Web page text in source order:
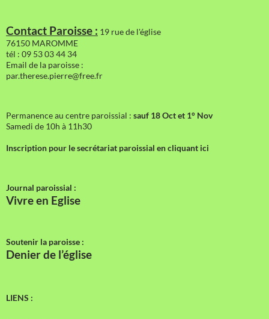
Contact Paroisse : 19 rue de l'église
76150 MAROMME
tél : 09 53 03 44 34
Email de la paroisse :
par.therese.pierre@free.fr
Permanence au centre paroissial : sauf 18 Oct et 1° Nov
Samedi de 10h à 11h30
Inscription pour le secrétariat paroissial en cliquant ici
Journal paroissial :
Vivre en Eglise
Soutenir la paroisse :
Denier de l’église
LIENS :